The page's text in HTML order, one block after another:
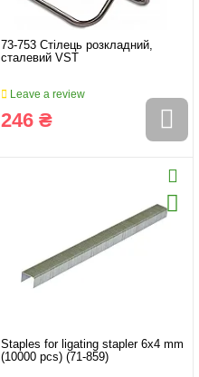
73-753 Стілець розкладний,
сталевий VST
Leave a review
246 ₴
Staples for ligating stapler 6x4 mm
(10000 pcs) (71-859)